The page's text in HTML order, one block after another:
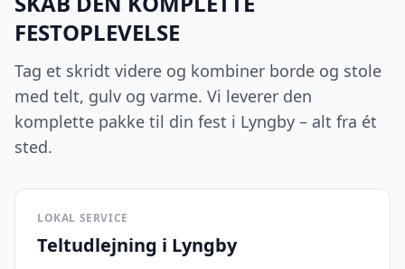
FESTOPLEVELSE
Tag et skridt videre og kombiner borde og stole
med telt, gulv og varme. Vi leverer den
komplette pakke til din fest i Lyngby – alt fra ét
sted.
LOKAL SERVICE
Teltudlejning i Lyngby